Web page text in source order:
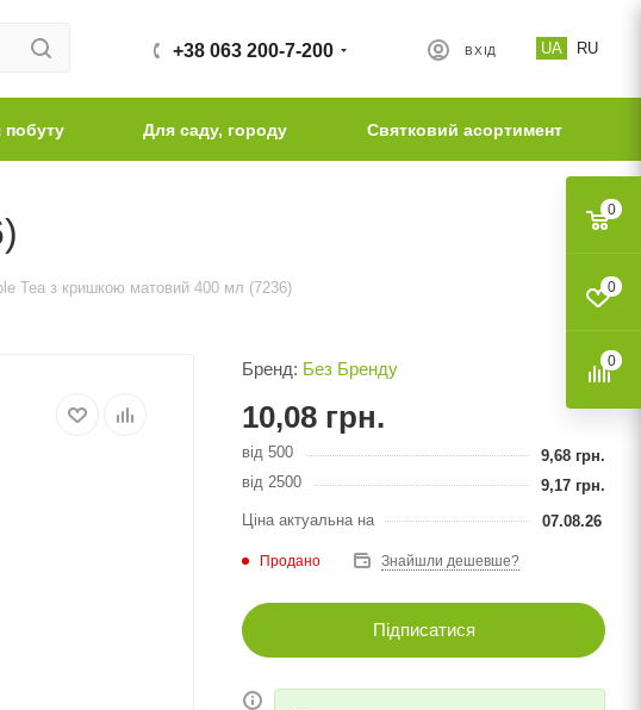
UA RU
ВХІД
+38 063 200-7-200
Для саду, городу Святковий асортимент
Tea з кришкою матовий 400 мл (7236)
Бренд: Без Бренду
10,08 грн.
від 500 9,68 грн.
від 2500
9,17 грн.
Ціна актуальна на
07.08.26
Продано Знайшли дешевше?
Підписатися
0
0
0